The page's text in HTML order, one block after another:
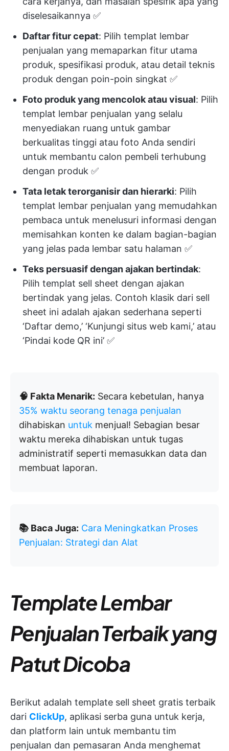
diselesaikannya ✅
Daftar fitur cepat: Pilih templat lembar
penjualan yang memaparkan fitur utama
produk, spesifikasi produk, atau detail teknis
produk dengan poin-poin singkat ✅
Foto produk yang mencolok atau visual: Pilih
templat lembar penjualan yang selalu
menyediakan ruang untuk gambar
berkualitas tinggi atau foto Anda sendiri
untuk membantu calon pembeli terhubung
dengan produk ✅
Tata letak terorganisir dan hierarki: Pilih
templat lembar penjualan yang memudahkan
pembaca untuk menelusuri informasi dengan
memisahkan konten ke dalam bagian-bagian
yang jelas pada lembar satu halaman ✅
Teks persuasif dengan ajakan bertindak:
Pilih templat sell sheet dengan ajakan
bertindak yang jelas. Contoh klasik dari sell
sheet ini adalah ajakan sederhana seperti
‘Daftar demo,’ ‘Kunjungi situs web kami,’ atau
‘Pindai kode QR ini’ ✅
🧠 Fakta Menarik: Secara kebetulan, hanya
35% waktu seorang tenaga penjualan
dihabiskan untuk menjual! Sebagian besar
waktu mereka dihabiskan untuk tugas
administratif seperti memasukkan data dan
membuat laporan.
📚 Baca Juga: Cara Meningkatkan Proses
Penjualan: Strategi dan Alat
Template Lembar
Penjualan Terbaik yang
Patut Dicoba
Berikut adalah template sell sheet gratis terbaik
dari ClickUp, aplikasi serba guna untuk kerja,
dan platform lain untuk membantu tim
penjualan dan pemasaran Anda menghemat